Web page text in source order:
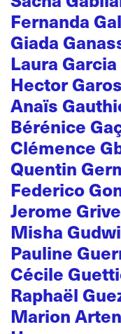
Fernanda
Giada
Laura
Hector
Anaïs
Bérénice
Clémence
Quentin
Federico
Jerome
Misha
Pauline
Cécile
Raphaël
Marion